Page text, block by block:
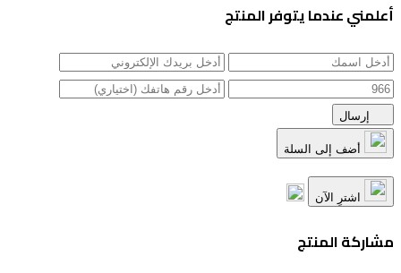
أعلمني عندما يتوفر المنتج
اشترِ الآن
مشاركة المنتج